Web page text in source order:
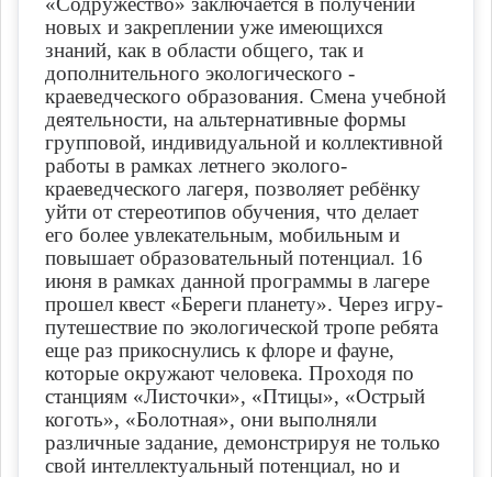
новых и закреплении уже имеющихся
знаний, как в области общего, так и
дополнительного экологического -
краеведческого образования. Смена учебной
деятельности, на альтернативные формы
групповой, индивидуальной и коллективной
работы в рамках летнего эколого-
краеведческого лагеря, позволяет ребёнку
уйти от стереотипов обучения, что делает
его более увлекательным, мобильным и
повышает образовательный потенциал. 16
июня в рамках данной программы в лагере
прошел квест «Береги планету». Через игру-
путешествие по экологической тропе ребята
еще раз прикоснулись к флоре и фауне,
которые окружают человека. Проходя по
станциям «Листочки», «Птицы», «Острый
коготь», «Болотная», они выполняли
различные задание, демонстрируя не только
свой интеллектуальный потенциал, но и